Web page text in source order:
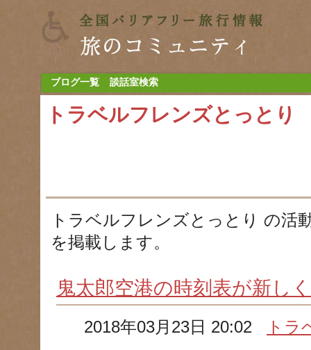
ブログ一覧 談話室検索
トラベルフレンズとっとり
トラベルフレンズとっとり の活
を掲載します。
鬼太郎空港の時刻表が新
2018年03月23日 20:02 トラ